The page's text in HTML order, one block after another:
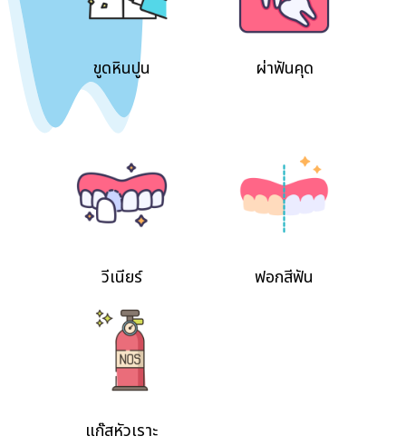
ขูดหินปูน ผ่าฟันคุด
วีเนียร์ ฟอกสีฟัน
แก๊สหัวเราะ